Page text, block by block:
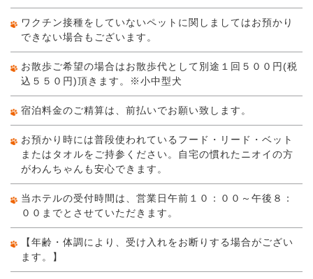
ワクチン接種をしていないペットに関しましてはお預かり
できない場合もございます。
お散歩ご希望の場合はお散歩代として別途１回５００円(税
込５５０円)頂きます。※小中型犬
宿泊料金のご精算は、前払いでお願い致します。
お預かり時には普段使われているフード・リード・ベット
またはタオルをご持参ください。自宅の慣れたニオイの方
がわんちゃんも安心できます。
当ホテルの受付時間は、営業日午前１０：００～午後８：
００までとさせていただきます。
【年齢・体調により、受け入れをお断りする場合がござい
ます。】